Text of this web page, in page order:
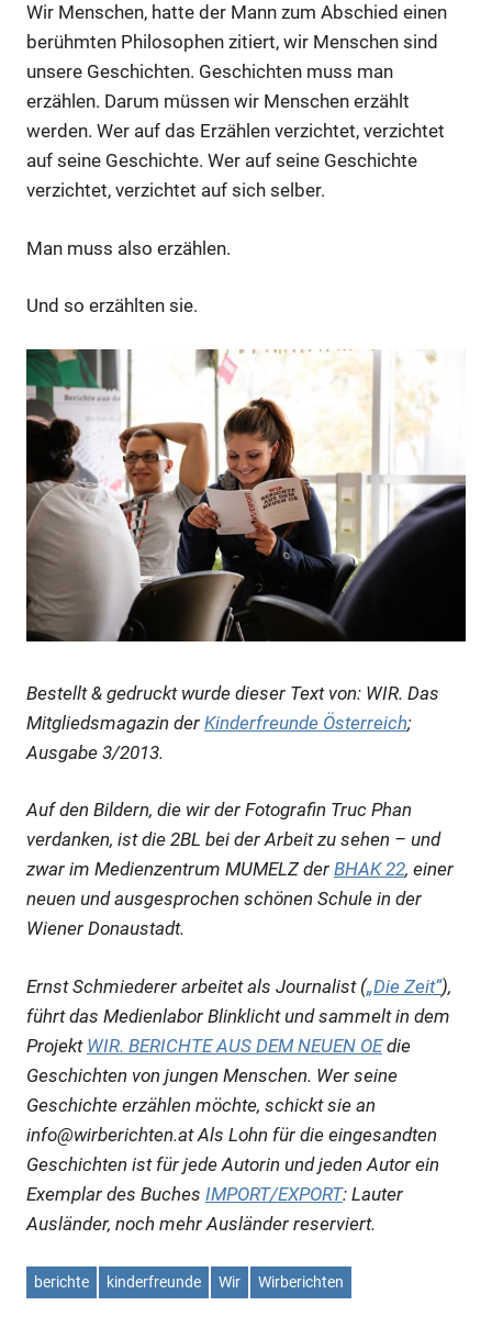
Wir Menschen, hatte der Mann zum Abschied einen
berühmten Philosophen zitiert, wir Menschen sind
unsere Geschichten. Geschichten muss man
erzählen. Darum müssen wir Menschen erzählt
werden. Wer auf das Erzählen verzichtet, verzichtet
auf seine Geschichte. Wer auf seine Geschichte
verzichtet, verzichtet auf sich selber.
Man muss also erzählen.
Und so erzählten sie.
Bestellt & gedruckt wurde dieser Text von: WIR. Das
Mitgliedsmagazin der Kinderfreunde Österreich;
Ausgabe 3/2013.
Auf den Bildern, die wir der Fotografin Truc Phan
verdanken, ist die 2BL bei der Arbeit zu sehen – und
zwar im Medienzentrum MUMELZ der BHAK 22, einer
neuen und ausgesprochen schönen Schule in der
Wiener Donaustadt.
Ernst Schmiederer arbeitet als Journalist („Die Zeit“),
führt das Medienlabor Blinklicht und sammelt in dem
Projekt WIR. BERICHTE AUS DEM NEUEN OEdie
Geschichten von jungen Menschen. Wer seine
Geschichte erzählen möchte, schickt sie an
info@wirberichten.at Als Lohn für die eingesandten
Geschichten ist für jede Autorin und jeden Autor ein
Exemplar des Buches IMPORT/EXPORT: Lauter
Ausländer, noch mehr Ausländer reserviert.
berichte kinderfreunde Wir Wirberichten